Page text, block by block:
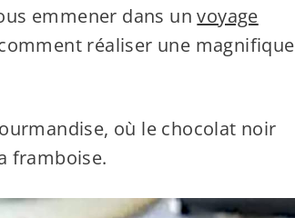
emmener dans unvoyage
réaliser une magnifique
où le chocolat noir
framboise.